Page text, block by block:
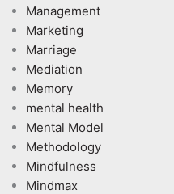
Management
Marketing
Marriage
Mediation
Memory
mental health
Mental Model
Methodology
Mindfulness
Mindmax